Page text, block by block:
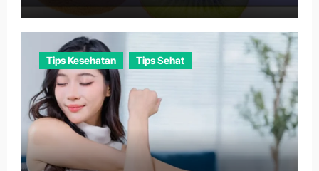
Tips Kesehatan Tips Sehat